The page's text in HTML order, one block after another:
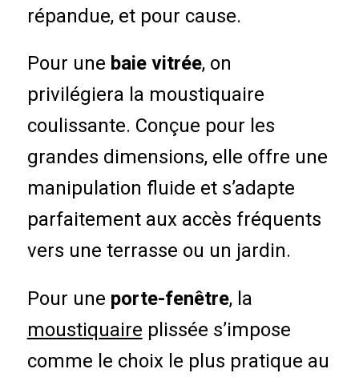
répandue, et pour cause.
Pour une baie vitrée, on
privilégiera la moustiquaire
coulissante. Conçue pour les
grandes dimensions, elle offre une
manipulation fluide et s’adapte
parfaitement aux accès fréquents
vers une terrasse ou un jardin.
Pour une porte-fenêtre, la
moustiquaire plissée s’impose
comme le choix le plus pratique au